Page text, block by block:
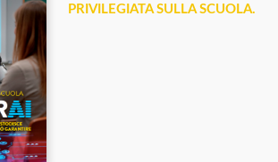
PRIVILEGIATA SULLA SCUOLA.